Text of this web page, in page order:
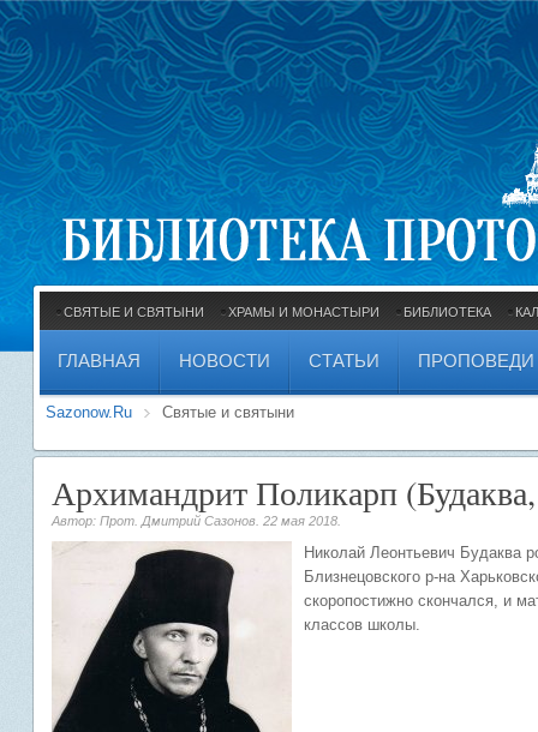
СВЯТЫЕ И СВЯТЫНИ ХРАМЫ И МОНАСТЫРИ БИБЛИОТЕКА
ГЛАВНАЯ НОВОСТИ СТАТЬИ ПРОПОВЕДИ
Sazonow.Ru Святые и святыни
Архимандрит Поликарп
Автор: Прот. Дмитрий Сазонов. 22 мая 2018
Николай Леонтьевич Будаква
Близнецовского р-на
скоропостижно скончался, и
классов школы.